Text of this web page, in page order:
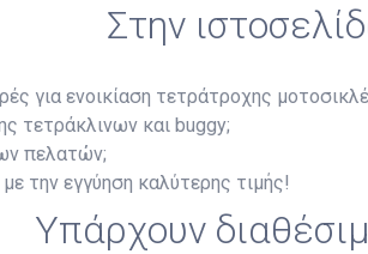
Στην
για ενοικίαση τετράτροχης
τετράκλινων και buggy;
πελατών;
την εγγύηση καλύτερης τιμής!
Υπάρχουν